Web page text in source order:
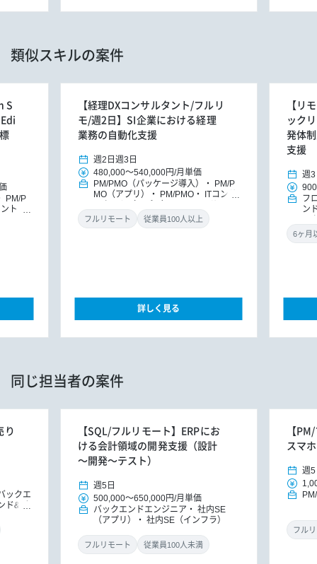
類似スキルの案件
S
PM/P
ト
【経理DXコンサルタント/フルリ
モ/週2日】SI企業における経理
業務の自動化支援
週2日 週3日
480,000～540,000円/月単価
PM/PMO（パッケージ導入）
PM/P
MO（アプリ）
PM/PMO
ITコンサ
ント
パッケージ導入コンサルタント
フルリモート 従業員100人以上
詳しく見る
【リ
ック
発体
支援
週3
フ
ン
ニ
同じ担当者の案件
り
ックエ
ド&バ
【SQL/フルリモート】ERPにお
ける会計領域の開発支援（設計
～開発～テスト）
週5日
500,000～650,000円/月単価
バックエンドエンジニア
社内SE
（アプリ）
社内SE（インフラ）
フルリモート 従業員100人未満
【
スマ
週5
フル